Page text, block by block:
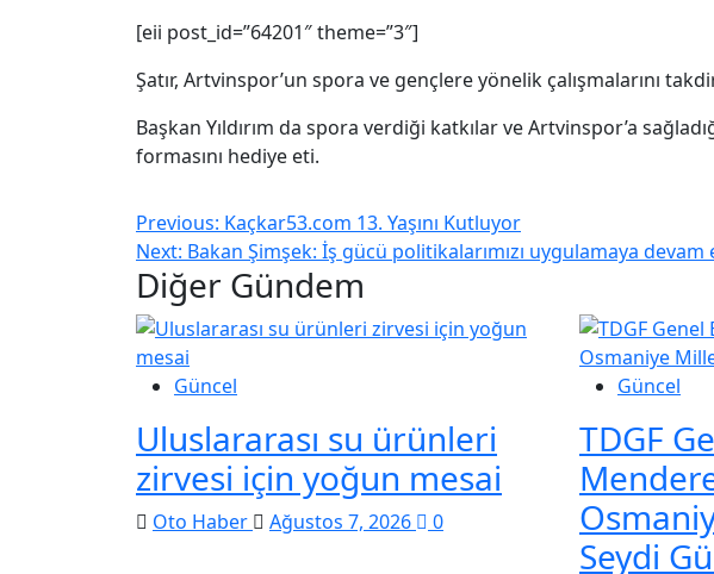
[eii post_id=”64201″ theme=”3″]
Şatır, Artvinspor’un spora ve gençlere yönelik çalışmalarını
Başkan Yıldırım da spora verdiği katkılar ve Artvinspor’a
formasını hediye eti.
Previous: Kaçkar53.com 13. Yaşını Kutluyor
Next: Bakan Şimşek: İş gücü politikalarımızı uygulamaya devam
Diğer Gündem
Güncel
Uluslararası su ürünleri
zirvesi için yoğun mesai
Oto Haber Ağustos 7, 2026 0
Güncel
TDGF
Seydi